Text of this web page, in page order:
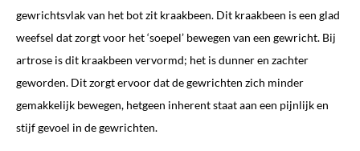
gewrichtsvlak van het bot zit kraakbeen. Dit kraakbeen is een glad
weefsel dat zorgt voor het ‘soepel’ bewegen van een gewricht. Bij
artrose is dit kraakbeen vervormd; het is dunner en zachter
geworden. Dit zorgt ervoor dat de gewrichten zich minder
gemakkelijk bewegen, hetgeen inherent staat aan een pijnlijk en
stijf gevoel in de gewrichten.